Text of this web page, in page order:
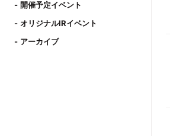
開催予定イベント
オリジナルIRイベント
アーカイブ